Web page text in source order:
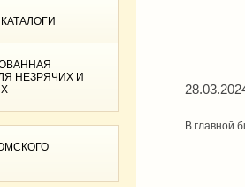
НЕЗРЯЧИХ И
В главной